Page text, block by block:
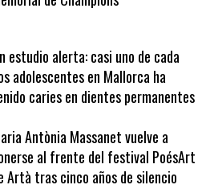
estudio alerta: casi uno de cada
adolescentes en Mallorca ha
caries en dientes permanentes
Antònia Massanet vuelve a
al frente del festival PoésArt
Artà tras cinco años de silencio